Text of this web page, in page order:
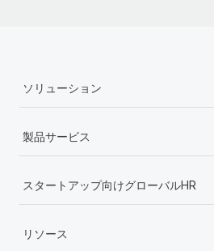
給与, 賃金は詐欺の特に魅力的な標的で
を保護することは極めて重要です。...
ソリューション
製品サービス
スタートアップ向けグローバルHR
リソース